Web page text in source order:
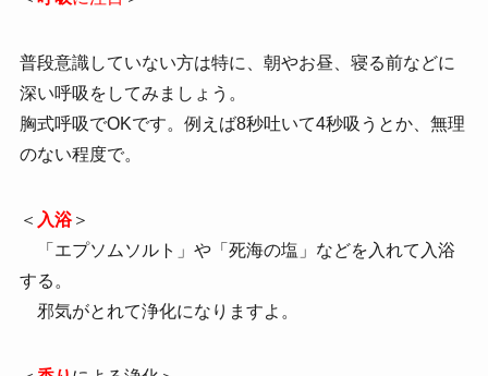
普段意識していない方は特に、朝やお昼、寝る前などに
深い呼吸をしてみましょう。
胸式呼吸でOKです。例えば8秒吐いて4秒吸うとか、無理
のない程度で。
＜ 入浴＞
「エプソムソルト」や「死海の塩」などを入れて入浴
する。
邪気がとれて浄化になりますよ。